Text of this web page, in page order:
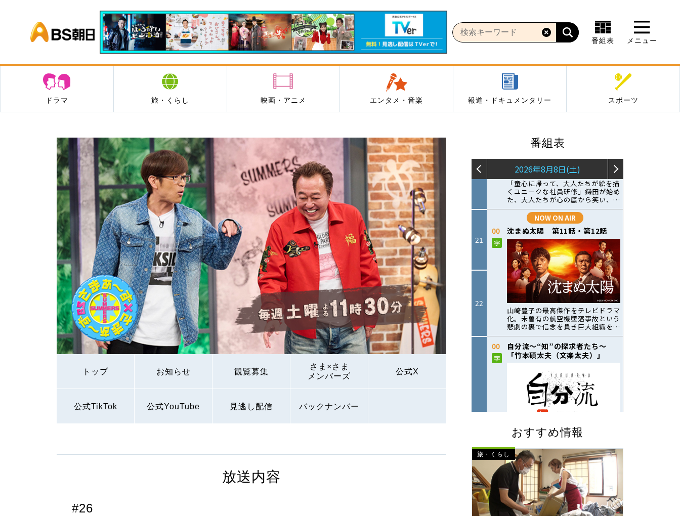
BS朝日
番組表 メニュー
ドラマ 旅・くらし 映画・アニメ エンタメ・音楽 報道・ドキュメンタリー スポーツ
トップ お知らせ 観覧募集
さま×さま
メンバーズ
公式X
公式TikTok 公式YouTube 見逃し配信 バックナンバー
番組表
おすすめ情報
旅・くらし
放送内容
#26